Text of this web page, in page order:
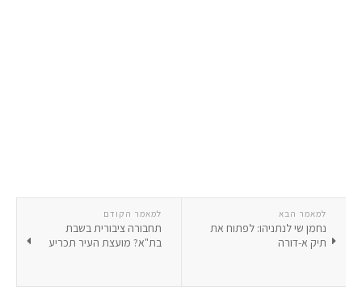
למאמר הקודם
תחבורה ציבורית בשבת
בת"א? מועצת העיר תכריע
למאמר הבא
נחמן שי לנתניהו: לפתוח את
תיק א-דורה